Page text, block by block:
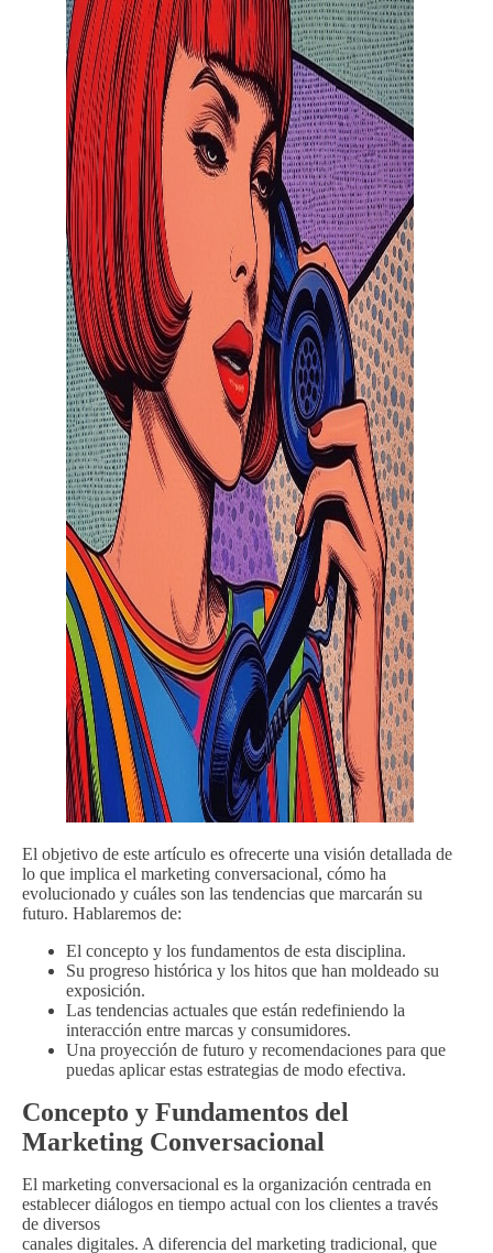
El objetivo de este artículo es ofrecerte una visión detallada de
lo que implica el marketing conversacional, cómo ha
evolucionado y cuáles son las tendencias que marcarán su
futuro. Hablaremos de:
El concepto y los fundamentos de esta disciplina.
Su progreso histórica y los hitos que han moldeado su
exposición.
Las tendencias actuales que están redefiniendo la
interacción entre marcas y consumidores.
Una proyección de futuro y recomendaciones para que
puedas aplicar estas estrategias de modo efectiva.
Concepto y Fundamentos del
Marketing Conversacional
El marketing conversacional es la organización centrada en
establecer diálogos en tiempo actual con los clientes a través
de diversos
canales digitales. A diferencia del marketing tradicional, que